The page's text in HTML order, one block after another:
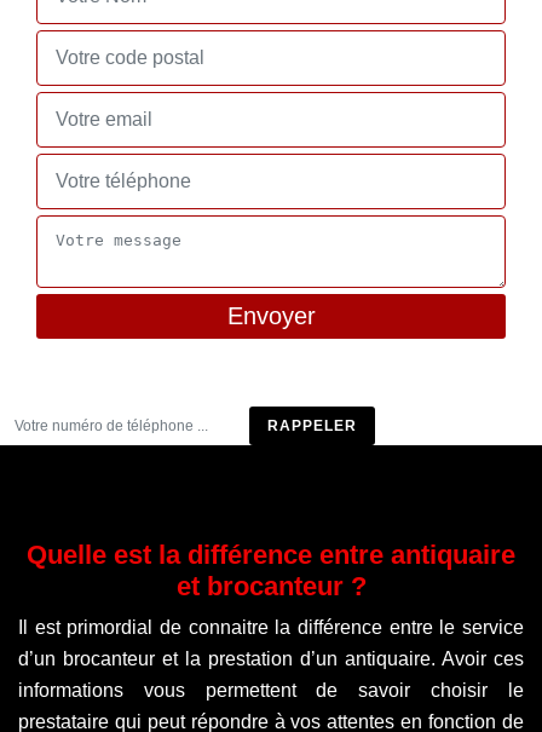
Quelle est la différence entre antiquaire
et brocanteur ?
Il est primordial de connaitre la différence entre le service
d’un brocanteur et la prestation d’un antiquaire. Avoir ces
informations vous permettent de savoir choisir le
prestataire qui peut répondre à vos attentes en fonction de